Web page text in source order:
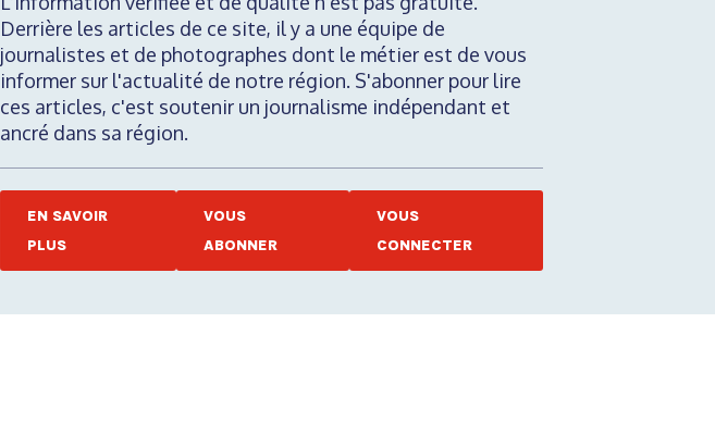
Derrière les articles de ce site, il y a une équipe de
journalistes et de photographes dont le métier est de vous
informer sur l'actualité de notre région. S'abonner pour lire
ces articles, c'est soutenir un journalisme indépendant et
ancré dans sa région.
EN SAVOIR
PLUS
VOUS
ABONNER
VOUS
CONNECTER